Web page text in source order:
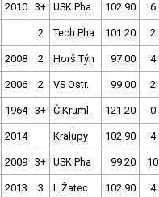
2010 3+ USK Pha 102.90 6
2 Tech.Pha 101.20 2
2008 2 Horš.Týn 97.00 4
2006 2 VS Ostr. 99.00 2
1964 3+ Č.Kruml. 121.20 0
2014 Kralupy 102.90 4
2009 3+ USK Pha 99.20 10
2013 3 L.Žatec 102.90 4